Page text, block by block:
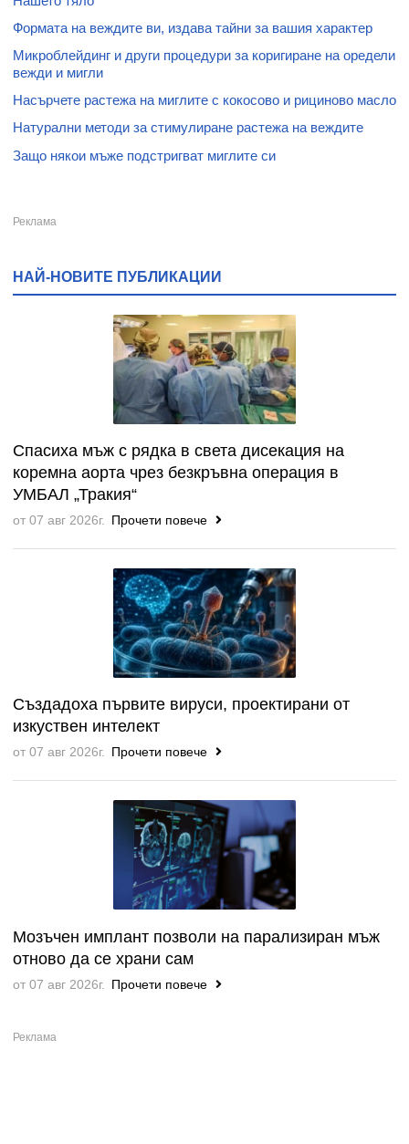
Формата на веждите ви, издава тайни за вашия характер
Микроблейдинг и други процедури за коригиране на оредели
вежди и мигли
Насърчете растежа на миглите с кокосово и рициново масло
Натурални методи за стимулиране растежа на веждите
Защо някои мъже подстригват миглите си
НАЙ-НОВИТЕ ПУБЛИКАЦИИ
Спасиха мъж с рядка в света дисекация на
коремна аорта чрез безкръвна операция в
УМБАЛ „Тракия“
от 07 авг 2026г. Прочети повече
Създадоха първите вируси, проектирани от
изкуствен интелект
от 07 авг 2026г. Прочети повече
Мозъчен имплант позволи на парализиран мъж
отново да се храни сам
от 07 авг 2026г. Прочети повече